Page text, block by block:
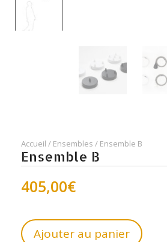
Accueil / Ensembles / Ensemble B
Ensemble B
405,00€
Ajouter au panier